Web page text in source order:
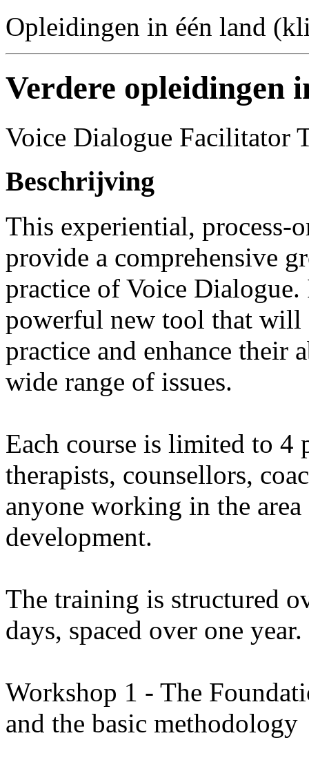
Opleidingen in één land
Verdere opleidingen
Voice Dialogue Facilitator
Beschrijving
This experiential, process-
provide a comprehensive
practice of Voice
powerful new tool that will
practice and enhance
wide range of issues.
Each course is limited to 4
therapists, counsellors,
anyone working in the
development.
The training is structured
days, spaced over one
Workshop 1 - The
and the basic methodology